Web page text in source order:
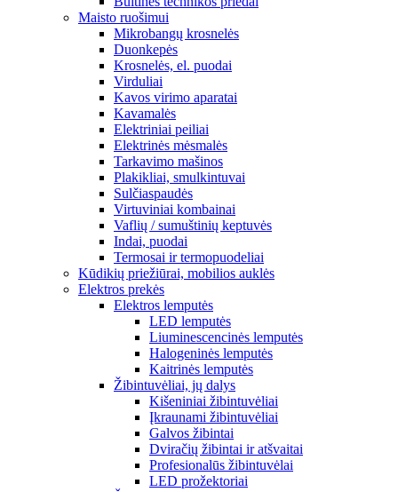
Maisto ruošimui
Mikrobangų krosnelės
Duonkepės
Krosnelės, el. puodai
Virduliai
Kavos virimo aparatai
Kavamalės
Elektriniai peiliai
Elektrinės mėsmalės
Tarkavimo mašinos
Plakikliai, smulkintuvai
Sulčiaspaudės
Virtuviniai kombainai
Vaflių / sumuštinių keptuvės
Indai, puodai
Termosai ir termopuodeliai
Kūdikių priežiūrai, mobilios auklės
Elektros prekės
Elektros lemputės
LED lemputės
Liuminescencinės lemputės
Halogeninės lemputės
Kaitrinės lemputės
Žibintuvėliai, jų dalys
Kišeniniai žibintuvėliai
Įkraunami žibintuvėliai
Galvos žibintai
Dviračių žibintai ir atšvaitai
Profesionalūs žibintuvėlai
LED prožektoriai